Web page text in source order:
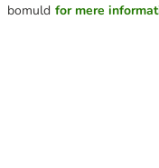
bomuld for mere